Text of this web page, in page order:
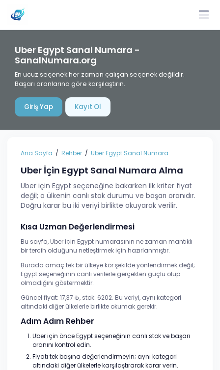
Uber Egypt Sanal Numara -
SanalNumara.org
En ucuz seçenek her zaman çalışan seçenek değildir.
Başarı oranlarına göre karşılaştırın.
Giriş Yap Kayıt Ol
Ana Sayfa Rehber Uber Egypt Sanal Numara
Uber İçin Egypt Sanal Numara Alma
Uber için Egypt seçeneğine bakarken ilk kriter fiyat
değil; o ülkenin canlı stok durumu ve başarı oranıdır.
Doğru karar bu iki veriyi birlikte okuyarak verilir.
Kısa Uzman Değerlendirmesi
Bu sayfa, Uber için Egypt numarasının ne zaman mantıklı
bir tercih olduğunu netleştirmek için hazırlanmıştır.
Burada amaç tek bir ülkeye kör şekilde yönlendirmek değil;
Egypt seçeneğinin canlı verilerle gerçekten güçlü olup
olmadığını göstermektir.
Güncel fiyat: 17,37 ₺, stok: 6202. Bu veriyi, aynı kategori
altındaki diğer ülkelerle birlikte okumak gerekir.
Adım Adım Rehber
Uber için önce Egypt seçeneğinin canlı stok ve başarı
oranını kontrol edin.
Fiyatı tek başına değerlendirmeyin; aynı kategori
altındaki diğer ülkelerle karşılaştırarak karar verin.